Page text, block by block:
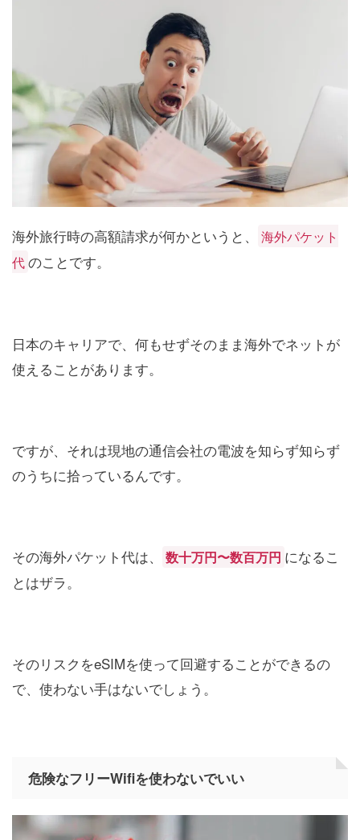
海外旅行時の高額請求が何かというと、
海外パケット
代のことです。
日本のキャリアで、何もせずそのまま海外でネットが
使えることがあります。
ですが、それは現地の通信会社の電波を知らず知らず
のうちに拾っているんです。
その海外パケット代は、 数十万円〜数百万円 になるこ
とはザラ。
そのリスクをeSIMを使って回避することができるの
で、使わない手はないでしょう。
危険なフリーWifiを使わないでいい